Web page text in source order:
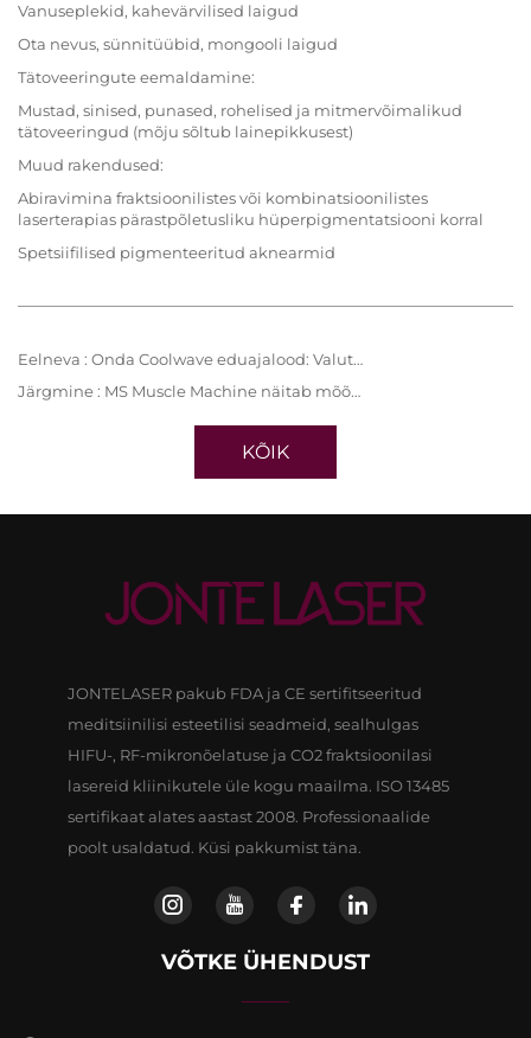
Vanuseplekid, kahevärvilised laigud
Ota nevus, sünnitüübid, mongooli laigud
Tätoveeringute eemaldamine:
Mustad, sinised, punased, rohelised ja mitmervõimalikud
tätoveeringud (mõju sõltub lainepikkusest)
Muud rakendused:
Abiravimina fraktsioonilistes või kombinatsioonilistes
laserterapias pärastpõletusliku hüperpigmentatsiooni korral
Spetsiifilised pigmenteeritud aknearmid
Eelneva : Onda Coolwave eduajalood: Valutu revolutsioon keha kontuuri kujundamisel
Järgmine : MS Muscle Machine näitab mõõdetavaid parandusi lihaste toonuses, pingelisuses ja keha kontuuris
KÕIK
JONTELASER pakub FDA ja CE sertifitseeritud
meditsiinilisi esteetilisi seadmeid, sealhulgas
HIFU-, RF-mikronõelatuse ja CO2 fraktsioonilasi
lasereid kliinikutele üle kogu maailma. ISO 13485
sertifikaat alates aastast 2008. Professionaalide
poolt usaldatud. Küsi pakkumist täna.
VÕTKE ÜHENDUST